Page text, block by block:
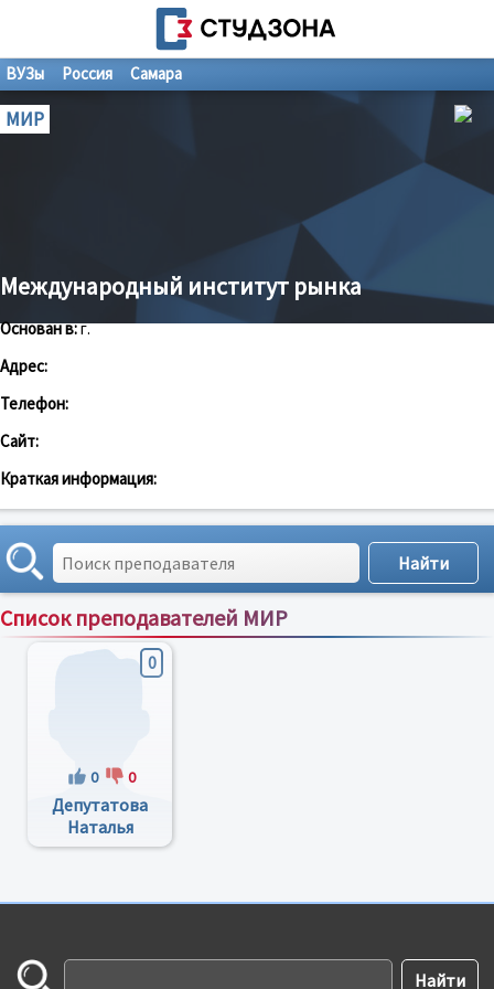
ВУЗы Россия Самара
МИР
Международный институт рынка
Основан в:г.
Адрес:
Телефон:
Сайт:
Краткая информация:
Список преподавателей МИР
Сортировка по:имени;рейтингу;отзывам
0
0 0
Депутатова
Наталья
Андреевна